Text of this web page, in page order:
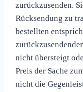
zurückzusenden.
Rücksendung zu
bestellten
nicht übersteigt
Preis der Sache
nicht die